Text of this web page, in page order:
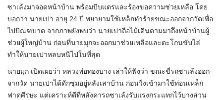
ซาเล้งมาจอดหน้าบ้าน พร้อมบีบแตรและร้องขอความช่วยเหลือ โดย
บอกว่า นายเปา อายุ 24 ปี พยายามใช้เหล็กทำร้ายขณะออกจากวัดเพื่อ
ไปบิณฑบาต จากภาพยังพบว่า นายเปาถือไม้เดินตามมาถึงหน้าบ้านผู้
ช่วยผู้ใหญ่บ้าน ก่อนที่นายมุกจะออกมาช่วยเหลือและตะโกนขับไล่
ทำให้นายเปาหลบหนีไปในที่สุด
นายมุก เปิดเผยว่า หลวงพ่อทองบาง เล่าให้ฟังว่า ขณะขี่รถซาเล้งออก
จากวัด นายเปาได้ดักซุ่มอยู่หลังเสาบ้าน ก่อนวิ่งเข้ามาใช้ท่อนเหล็ก
ฟาดศีรษะ แต่เคราะห์ดีที่หลังคารถซาเล้งรับแรงกระแทกไว้บางส่วน